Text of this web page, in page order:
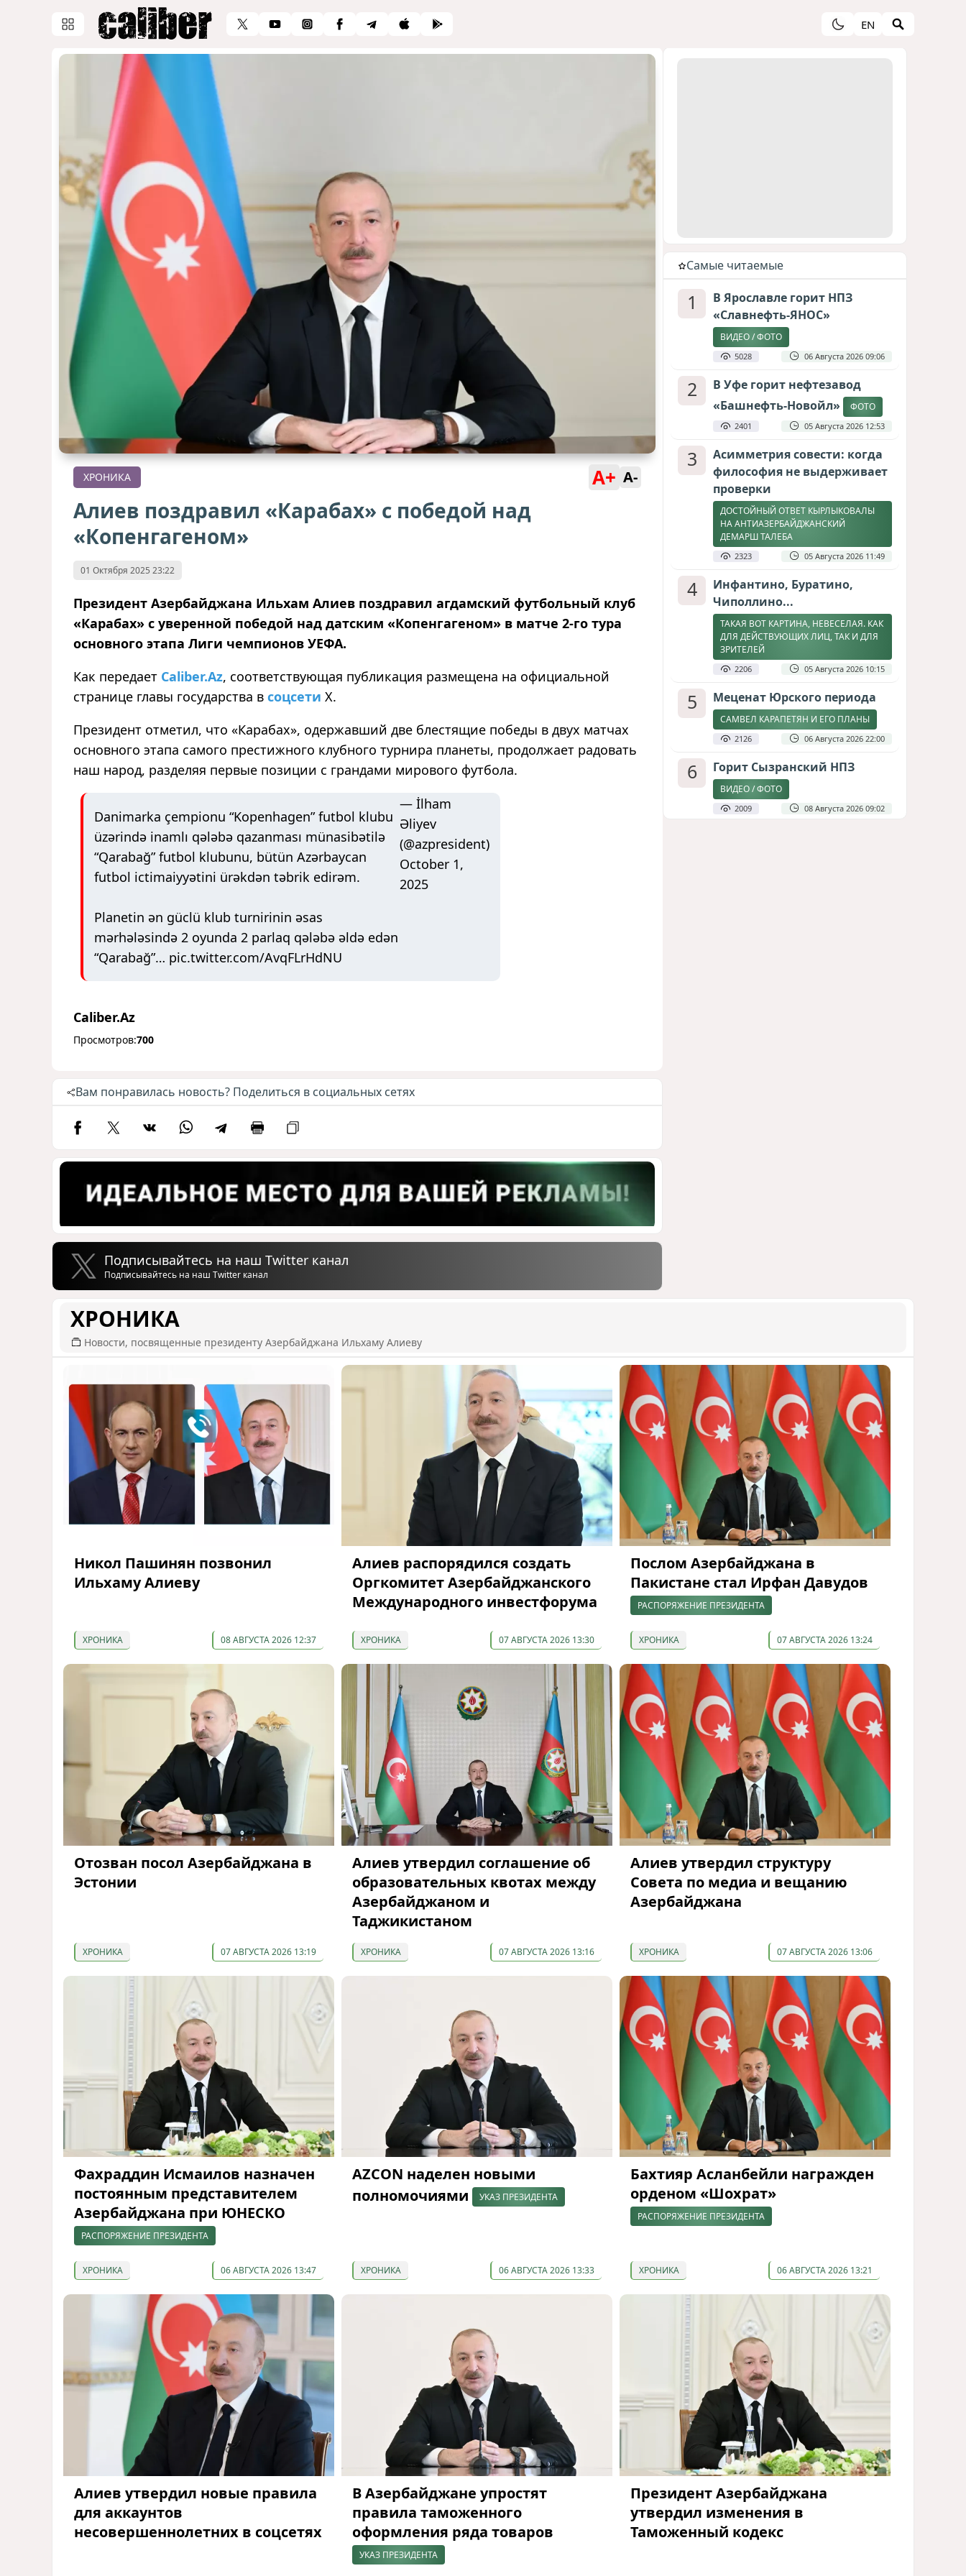
EN
ХРОНИКА A+ A-
Алиев поздравил «Карабах» с победой над
«Копенгагеном»
01 Октября 2025 23:22
Президент Азербайджана Ильхам Алиев поздравил агдамский футбольный клуб
«Карабах» с уверенной победой над датским «Копенгагеном» в матче 2-го тура
основного этапа Лиги чемпионов УЕФА.
Как передает Caliber.Az, соответствующая публикация размещена на официальной
странице главы государства в соцсети Х.
Президент отметил, что «Карабах», одержавший две блестящие победы в двух матчах
основного этапа самого престижного клубного турнира планеты, продолжает радовать
наш народ, разделяя первые позиции с грандами мирового футбола.
Danimarka çempionu “Kopenhagen” futbol klubu
üzərində inamlı qələbə qazanması münasibətilə
“Qarabağ” futbol klubunu, bütün Azərbaycan
futbol ictimaiyyətini ürəkdən təbrik edirəm.
Planetin ən güclü klub turnirinin əsas
mərhələsində 2 oyunda 2 parlaq qələbə əldə edən
“Qarabağ”… pic.twitter.com/AvqFLrHdNU
— İlham
Əliyev
(@azpresident)
October 1,
2025
Caliber.Az
Просмотров:700
Вам понравилась новость? Поделиться в социальных сетях
Подписывайтесь на наш Twitter канал
Подписывайтесь на наш Twitter канал
Cамые читаемые
1
В Ярославле горит НПЗ
«Славнефть-ЯНОС»
ВИДЕО / ФОТО
5028 06 Августа 2026 09:06
2
В Уфе горит нефтезавод
«Башнефть-Новойл»
ФОТО
2401 05 Августа 2026 12:53
3
Асимметрия совести: когда
философия не выдерживает
проверки
ДОСТОЙНЫЙ ОТВЕТ КЫРЛЫКОВАЛЫ
НА АНТИАЗЕРБАЙДЖАНСКИЙ
ДЕМАРШ ТАЛЕБА
2323 05 Августа 2026 11:49
4
Инфантино, Буратино,
Чиполлино...
ТАКАЯ ВОТ КАРТИНА, НЕВЕСЕЛАЯ. КАК
ДЛЯ ДЕЙСТВУЮЩИХ ЛИЦ, ТАК И ДЛЯ
ЗРИТЕЛЕЙ
2206 05 Августа 2026 10:15
5 Меценат Юрского периода
САМВЕЛ КАРАПЕТЯН И ЕГО ПЛАНЫ
2126 06 Августа 2026 22:00
6 Горит Сызранский НПЗ
ВИДЕО / ФОТО
2009 08 Августа 2026 09:02
ХРОНИКА
Новости, посвященные президенту Азербайджана Ильхаму Алиеву
Никол Пашинян позвонил
Ильхаму Алиеву
ХРОНИКА 08 АВГУСТА 2026 12:37
Алиев распорядился создать
Оргкомитет Азербайджанского
Международного инвестфорума
ХРОНИКА 07 АВГУСТА 2026 13:30
Послом Азербайджана в
Пакистане стал Ирфан Давудов
РАСПОРЯЖЕНИЕ ПРЕЗИДЕНТА
ХРОНИКА 07 АВГУСТА 2026 13:24
Отозван посол Азербайджана в
Эстонии
ХРОНИКА 07 АВГУСТА 2026 13:19
Алиев утвердил соглашение об
образовательных квотах между
Азербайджаном и
Таджикистаном
ХРОНИКА 07 АВГУСТА 2026 13:16
Алиев утвердил структуру
Совета по медиа и вещанию
Азербайджана
ХРОНИКА 07 АВГУСТА 2026 13:06
Фахраддин Исмаилов назначен
постоянным представителем
Азербайджана при ЮНЕСКО
РАСПОРЯЖЕНИЕ ПРЕЗИДЕНТА
ХРОНИКА 06 АВГУСТА 2026 13:47
AZCON наделен новыми
полномочиями
УКАЗ ПРЕЗИДЕНТА
ХРОНИКА 06 АВГУСТА 2026 13:33
Бахтияр Асланбейли награжден
орденом «Шохрат»
РАСПОРЯЖЕНИЕ ПРЕЗИДЕНТА
ХРОНИКА 06 АВГУСТА 2026 13:21
Алиев утвердил новые правила
для аккаунтов
несовершеннолетних в соцсетях
В Азербайджане упростят
правила таможенного
оформления ряда товаров
УКАЗ ПРЕЗИДЕНТА
Президент Азербайджана
утвердил изменения в
Таможенный кодекс